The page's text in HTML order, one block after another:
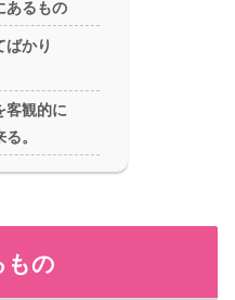
あるもの
ばかり
客観的に
。
もの